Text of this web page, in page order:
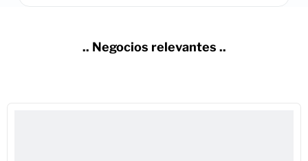
.. Negocios relevantes ..